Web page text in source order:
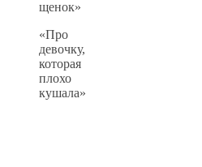
щенок»
«Про
девочку,
которая
плохо
кушала»